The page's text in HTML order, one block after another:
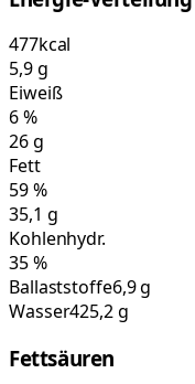
477kcal
5,9g
Eiweiß
6%
26g
Fett
59%
35,1 g
Kohlenhydr.
35%
Ballaststoffe6,9 g
Wasser425,2 g
Fettsäuren